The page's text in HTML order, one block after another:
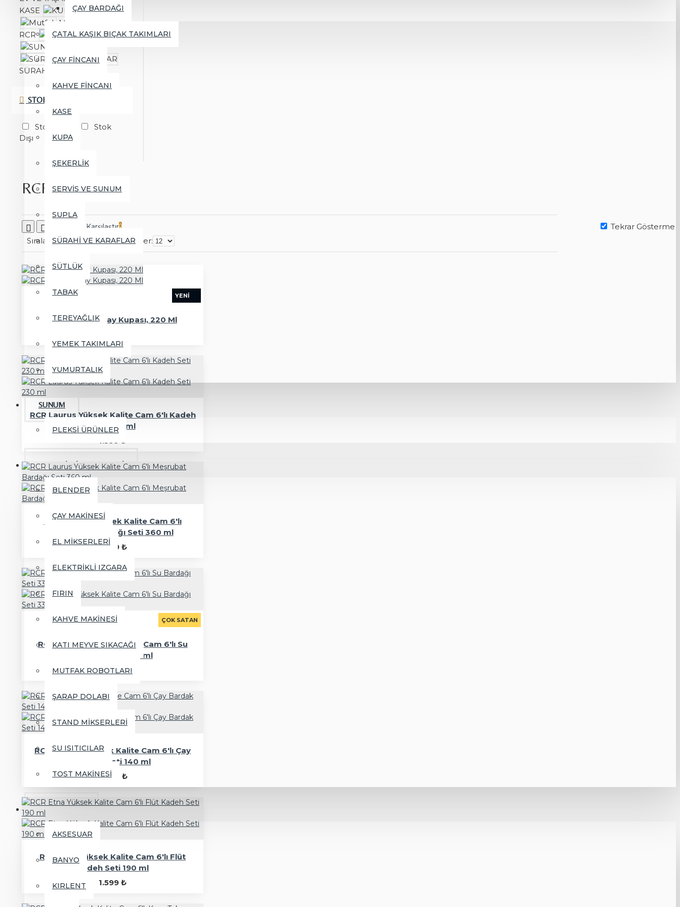
Tekrar Gösterme
ÇAY BARDAĞI
ÇATAL KAŞIK BIÇAK TAKIMLARI
ÇAY FİNCANI
KAHVE FİNCANI
KASE
KUPA
ŞEKERLİK
SERVİS VE SUNUM
SUPLA
SÜRAHİ VE KARAFLAR
SÜTLÜK
TABAK
TEREYAĞLIK
YEMEK TAKIMLARI
YUMURTALIK
SUNUM
PLEKSİ ÜRÜNLER
ELEKTRİKLİ EV ALETLERİ
BLENDER
ÇAY MAKİNESİ
EL MİKSERLERİ
ELEKTRİKLİ IZGARA
FIRIN
KAHVE MAKİNESİ
KATI MEYVE SIKACAĞI
MUTFAK ROBOTLARI
ŞARAP DOLABI
STAND MİKSERLERİ
SU ISITICILAR
TOST MAKİNESİ
EV VE YAŞAM
AKSESUAR
BANYO
KIRLENT
KASE
KUPA
Mutfak
RCR
SOFRA
SÜRAHİ VE KARAFLAR
STOK
Stokta Var
Stok
Dışı
RCR
Ürün Karşılaştır0
Sırala: Göster:
YENI
RCR Etna 6'lı Çay Kupası, 220 Ml
RCR Laurus Yüksek Kalite Cam 6'lı Kadeh
Seti 230 ml
1.599 ₺
RCR Laurus Yüksek Kalite Cam 6'lı
Meşrubat Bardağı Seti 360 ml
1.299 ₺
ÇOK SATAN
RCR Laurus Yüksek Kalite Cam 6'lı Su
Bardağı Seti 330 ml
1.399 ₺
RCR Adagio Yüksek Kalite Cam 6'lı Çay
Bardak Seti 140 ml
1.000 ₺
RCR Etna Yüksek Kalite Cam 6'lı Flüt
Kadeh Seti 190 ml
1.599 ₺